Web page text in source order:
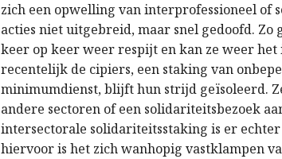
zich een opwelling van interprofessioneel of
acties niet uitgebreid, maar snel gedoofd.
keer op keer weer respijt en kan ze weer het
recentelijk de cipiers, een staking van
minimumdienst, blijft hun strijd geïsoleerd.
andere sectoren of een solidariteitsbezoek
intersectorale solidariteitsstaking is er
hiervoor is het zich wanhopig vastklampen